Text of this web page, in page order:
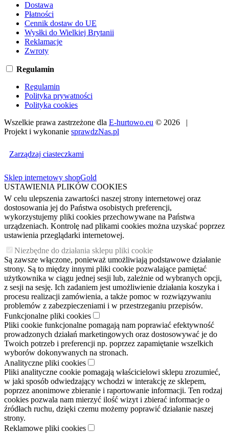
Dostawa
Płatności
Cennik dostaw do UE
Wysłki do Wielkiej Brytanii
Reklamacje
Zwroty
Regulamin
Regulamin
Polityka prywatności
Polityka cookies
Wszelkie prawa zastrzeżone dla E-hurtowo.eu © 2026 |
Projekt i wykonanie sprawdzNas.pl
Zarządzaj ciasteczkami
Sklep internetowy shopGold
USTAWIENIA PLIKÓW COOKIES
W celu ulepszenia zawartości naszej strony internetowej oraz
dostosowania jej do Państwa osobistych preferencji,
wykorzystujemy pliki cookies przechowywane na Państwa
urządzeniach. Kontrolę nad plikami cookies można uzyskać poprzez
ustawienia przeglądarki internetowej.
Niezbędne do działania sklepu pliki cookie
Są zawsze włączone, ponieważ umożliwiają podstawowe działanie
strony. Są to między innymi pliki cookie pozwalające pamiętać
użytkownika w ciągu jednej sesji lub, zależnie od wybranych opcji,
z sesji na sesję. Ich zadaniem jest umożliwienie działania koszyka i
procesu realizacji zamówienia, a także pomoc w rozwiązywaniu
problemów z zabezpieczeniami i w przestrzeganiu przepisów.
Funkcjonalne pliki cookies
Pliki cookie funkcjonalne pomagają nam poprawiać efektywność
prowadzonych działań marketingowych oraz dostosowywać je do
Twoich potrzeb i preferencji np. poprzez zapamiętanie wszelkich
wyborów dokonywanych na stronach.
Analityczne pliki cookies
Pliki analityczne cookie pomagają właścicielowi sklepu zrozumieć,
w jaki sposób odwiedzający wchodzi w interakcję ze sklepem,
poprzez anonimowe zbieranie i raportowanie informacji. Ten rodzaj
cookies pozwala nam mierzyć ilość wizyt i zbierać informacje o
źródłach ruchu, dzięki czemu możemy poprawić działanie naszej
strony.
Reklamowe pliki cookies